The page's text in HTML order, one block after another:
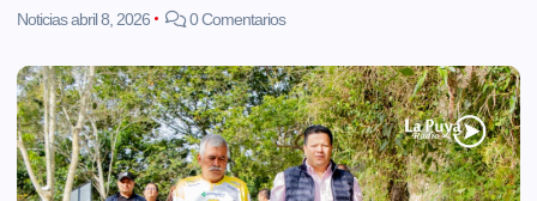
Noticiasabril 8, 2026 0 Comentarios